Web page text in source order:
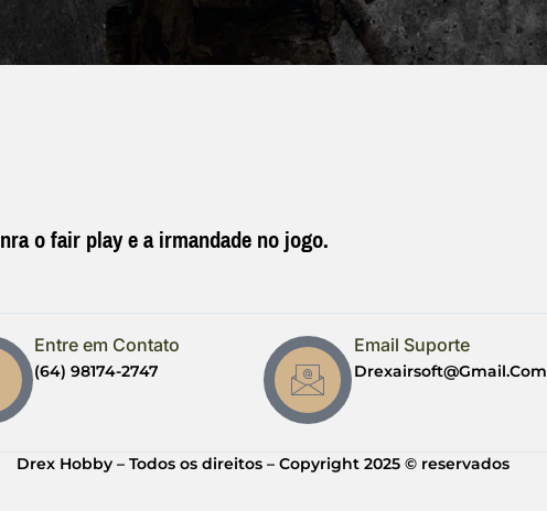
o fair play e a irmandade no jogo.
Entre em Contato
(64) 98174-2747
Email Suporte
Drexairsoft@gmail.com
Drex Hobby – Todos os direitos – Copyright 2025 © reservados